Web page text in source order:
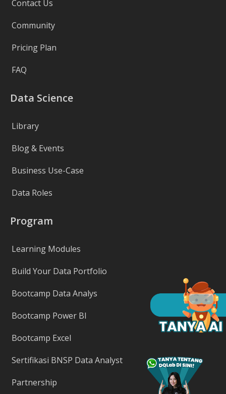
Contact Us
Community
Pricing Plan
FAQ
Data Science
Library
Blog & Events
Business Use-Case
Data Roles
Program
Learning Modules
Build Your Data Portfolio
Bootcamp Data Analys
Bootcamp Power BI
Bootcamp Excel
Sertifikasi BNSP Data Analyst
Partnership